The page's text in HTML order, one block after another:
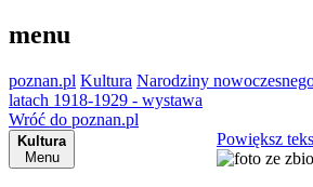
menu
poznan.pl Kultura Narodziny
latach 1918-1929 - wystawa
Wróć do poznan.pl
Kultura
Menu
Powiększ